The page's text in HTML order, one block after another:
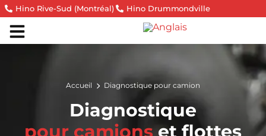
Hino Rive-Sud (Montréal) Hino Drummondville
Accueil Diagnostique pour camion
Diagnostique
pour camions et flottes